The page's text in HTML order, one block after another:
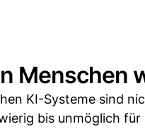
Menschen
KI-Systeme sind
bis unmöglich